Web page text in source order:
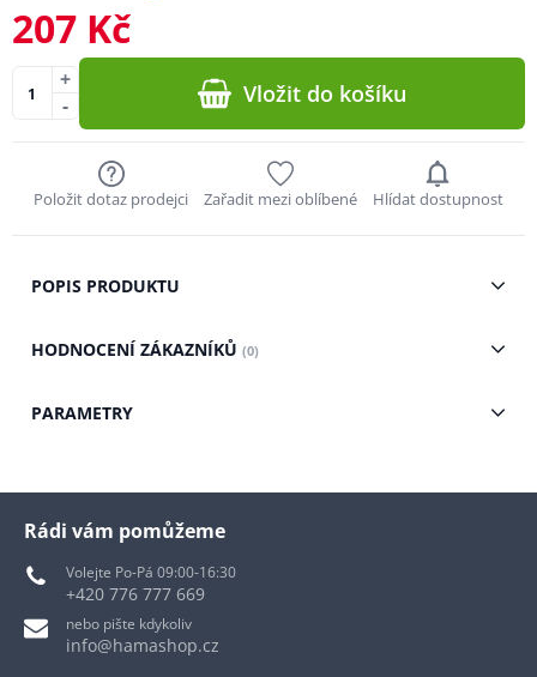
207 Kč
-
+ Vložit do košíku
Položit dotaz prodejci Zařadit mezi oblíbené Hlídat dostupnost
POPIS PRODUKTU
HODNOCENÍ ZÁKAZNÍKŮ (0)
PARAMETRY
Rádi vám pomůžeme
Volejte Po-Pá 09:00-16:30
+420 776 777 669
nebo pište kdykoliv
info@hamashop.cz